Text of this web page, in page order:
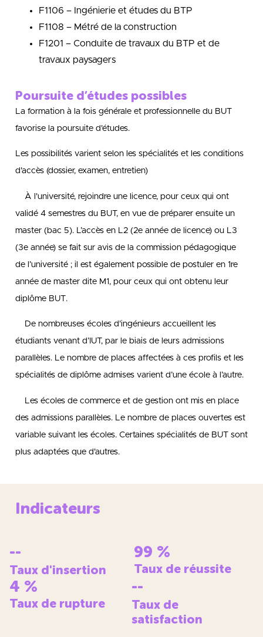
F1106 – Ingénierie et études du BTP
F1108 – Métré de la construction
F1201 – Conduite de travaux du BTP et de
travaux paysagers
Poursuite d’études possibles
La formation à la fois générale et professionnelle du BUT
favorise la poursuite d'études.
Les possibilités varient selon les spécialités et les conditions
d'accès (dossier, examen, entretien)
À l'université, rejoindre une licence, pour ceux qui ont
validé 4 semestres du BUT, en vue de préparer ensuite un
master (bac 5). L’accès en L2 (2e année de licence) ou L3
(3e année) se fait sur avis de la commission pédagogique
de l’université ; il est également possible de postuler en 1re
année de master dite M1, pour ceux qui ont obtenu leur
diplôme BUT.
De nombreuses écoles d'ingénieurs accueillent les
étudiants venant d’IUT, par le biais de leurs admissions
parallèles. Le nombre de places affectées à ces profils et les
spécialités de diplôme admises varient d’une école à l’autre.
Les écoles de commerce et de gestion ont mis en place
des admissions parallèles. Le nombre de places ouvertes est
variable suivant les écoles. Certaines spécialités de BUT sont
plus adaptées que d'autres.
Indicateurs
--
Taux d'insertion
99 %
Taux de réussite
4 %
Taux de rupture
--
Taux de
satisfaction